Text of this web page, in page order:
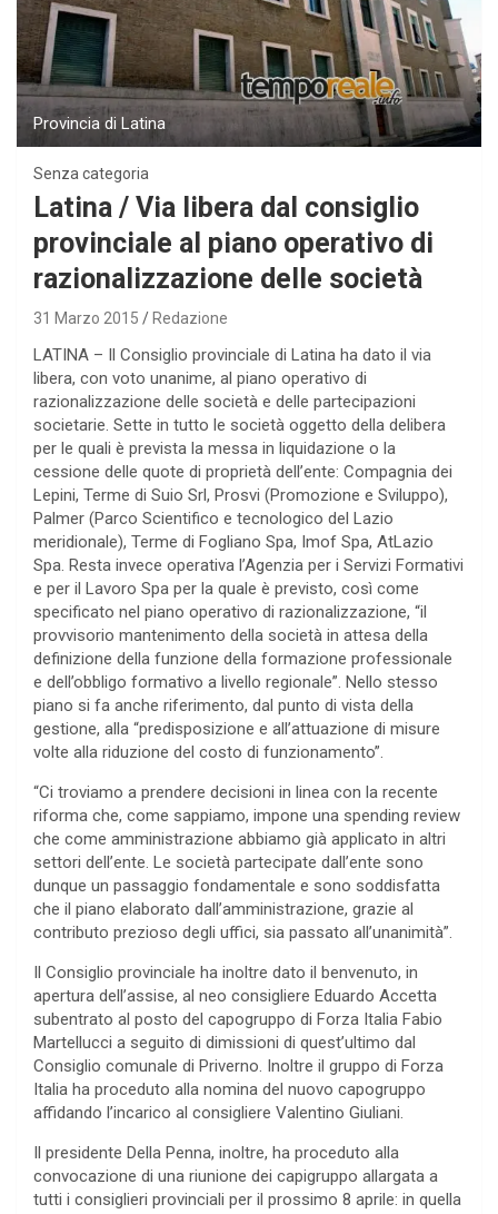
Provincia di Latina
Senza categoria
Latina / Via libera dal consiglio
provinciale al piano operativo di
razionalizzazione delle società
31 Marzo 2015 Redazione
LATINA – Il Consiglio provinciale di Latina ha dato il via
libera, con voto unanime, al piano operativo di
razionalizzazione delle società e delle partecipazioni
societarie. Sette in tutto le società oggetto della delibera
per le quali è prevista la messa in liquidazione o la
cessione delle quote di proprietà dell’ente: Compagnia dei
Lepini, Terme di Suio Srl, Prosvi (Promozione e Sviluppo),
Palmer (Parco Scientifico e tecnologico del Lazio
meridionale), Terme di Fogliano Spa, Imof Spa, AtLazio
Spa. Resta invece operativa l’Agenzia per i Servizi Formativi
e per il Lavoro Spa per la quale è previsto, così come
specificato nel piano operativo di razionalizzazione, “il
provvisorio mantenimento della società in attesa della
definizione della funzione della formazione professionale
e dell’obbligo formativo a livello regionale”. Nello stesso
piano si fa anche riferimento, dal punto di vista della
gestione, alla “predisposizione e all’attuazione di misure
volte alla riduzione del costo di funzionamento”.
“Ci troviamo a prendere decisioni in linea con la recente
riforma che, come sappiamo, impone una spending review
che come amministrazione abbiamo già applicato in altri
settori dell’ente. Le società partecipate dall’ente sono
dunque un passaggio fondamentale e sono soddisfatta
che il piano elaborato dall’amministrazione, grazie al
contributo prezioso degli uffici, sia passato all’unanimità”.
Il Consiglio provinciale ha inoltre dato il benvenuto, in
apertura dell’assise, al neo consigliere Eduardo Accetta
subentrato al posto del capogruppo di Forza Italia Fabio
Martellucci a seguito di dimissioni di quest’ultimo dal
Consiglio comunale di Priverno. Inoltre il gruppo di Forza
Italia ha proceduto alla nomina del nuovo capogruppo
affidando l’incarico al consigliere Valentino Giuliani.
Il presidente Della Penna, inoltre, ha proceduto alla
convocazione di una riunione dei capigruppo allargata a
tutti i consiglieri provinciali per il prossimo 8 aprile: in quella